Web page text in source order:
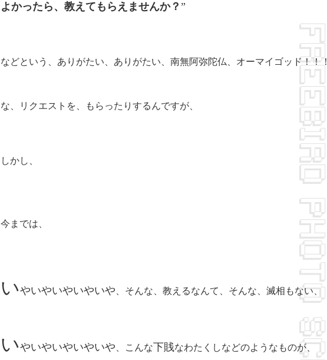
よかったら、教えてもらえませんか？ ”
などという、ありがたい、ありがたい、南無阿弥陀仏、オーマイゴッド！！！
な、リクエストを、もらったりするんですが、
しかし、
今までは、
いやいやいやいやいや 、そんな、教えるなんて、そんな、滅相もない、
いやいやいやいやいや 、こんな下賎なわたくしなどのようなものが、